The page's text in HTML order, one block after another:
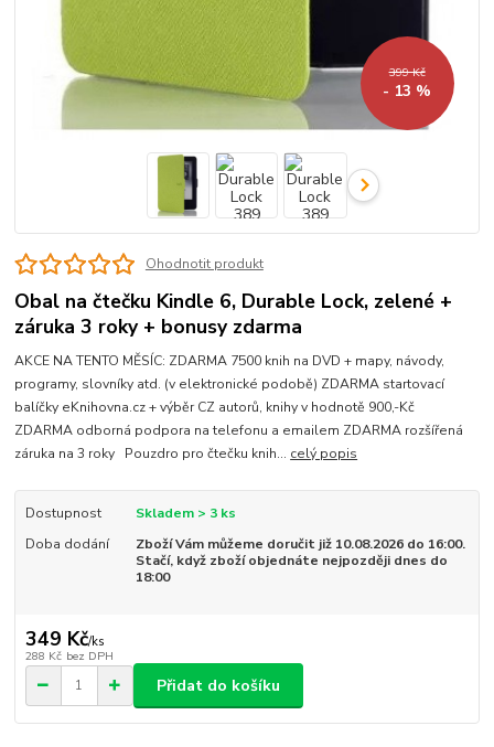
399 Kč
- 13 %
Ohodnotit produkt
Obal na čtečku Kindle 6, Durable Lock, zelené +
záruka 3 roky + bonusy zdarma
AKCE NA TENTO MĚSÍC: ZDARMA 7500 knih na DVD + mapy, návody,
programy, slovníky atd. (v elektronické podobě) ZDARMA startovací
balíčky eKnihovna.cz + výběr CZ autorů, knihy v hodnotě 900,-Kč
ZDARMA odborná podpora na telefonu a emailem ZDARMA rozšířená
záruka na 3 roky Pouzdro pro čtečku knih... celý popis
Dostupnost
Skladem > 3 ks
Doba dodání
Zboží Vám můžeme doručit již 10.08.2026 do 16:00.
Stačí, když zboží objednáte nejpozději dnes do
18:00
349 Kč/ks
288 Kč bez DPH
Přidat do košíku